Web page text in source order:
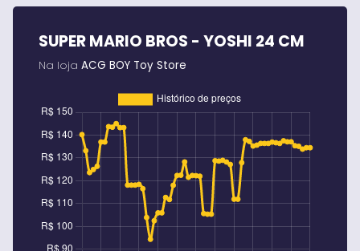
SUPER MARIO BROS - YOSHI 24 CM
Na loja ACG BOY Toy Store